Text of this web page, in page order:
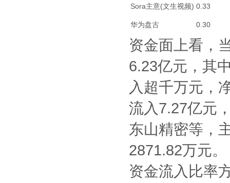
Sora主意(文生视频) 0.33
华为盘古 0.30
资金面上看，
6.23亿元，其
入超千万元，
流入7.27亿元
东山精密等，
2871.82万元。
资金流入比率